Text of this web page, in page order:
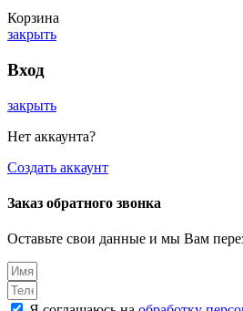
Корзина
закрыть
Вход
закрыть
Нет аккаунта?
Создать аккаунт
Заказ обратного звонка
Оставьте свои данные и мы Вам